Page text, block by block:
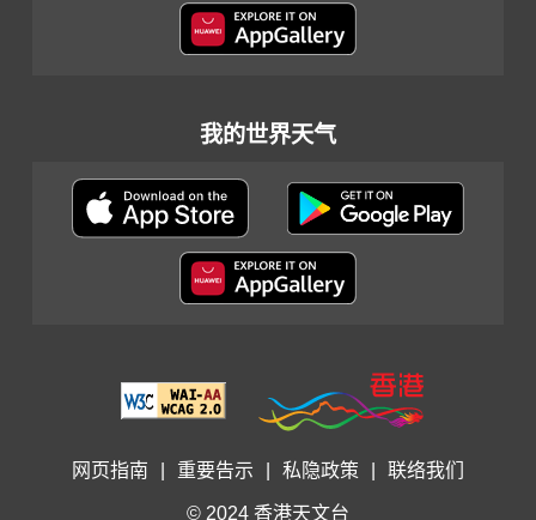
我的世界天气
网页指南 重要告示 私隐政策 联络我们
© 2024 香港天文台